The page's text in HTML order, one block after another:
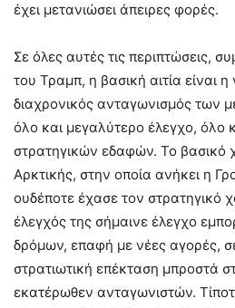
έχει μετανιώσει άπειρες φορές.
Σε όλες αυτές τις περιπτώσεις,
του Τραμπ, η βασική αιτία είναι
διαχρονικός ανταγωνισμός των
όλο και μεγαλύτερο έλεγχο, όλο
στρατηγικών εδαφών. Το βασικό
Αρκτικής, στην οποία ανήκει η
ουδέποτε έχασε τον στρατηγικό
έλεγχός της σήμαινε έλεγχο
δρόμων, επαφή με νέες αγορές,
στρατιωτική επέκταση μπροστά
εκατέρωθεν ανταγωνιστών.